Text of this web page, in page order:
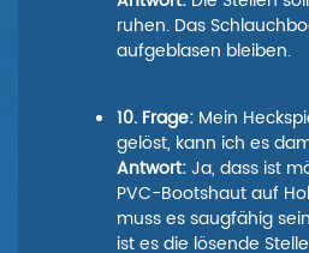
ruhen. Das
aufgeblasen bleiben.
10. Frage: Mein
gelöst, kann ich es
Antwort:Ja, dass ist
PVC-Bootshaut auf
muss es saugfähig
ist es die lösende